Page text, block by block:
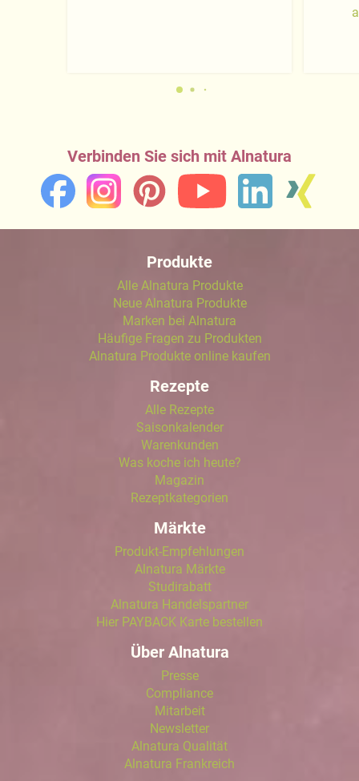
Verbinden Sie sich mit Alnatura
Produkte
Alle Alnatura Produkte
Neue Alnatura Produkte
Marken bei Alnatura
Häufige Fragen zu Produkten
Alnatura Produkte online kaufen
Rezepte
Alle Rezepte
Saisonkalender
Warenkunden
Was koche ich heute?
Magazin
Rezeptkategorien
Märkte
Produkt-Empfehlungen
Alnatura Märkte
Studirabatt
Alnatura Handelspartner
Hier PAYBACK Karte bestellen
Über Alnatura
Presse
Compliance
Mitarbeit
Newsletter
Alnatura Qualität
Alnatura Frankreich